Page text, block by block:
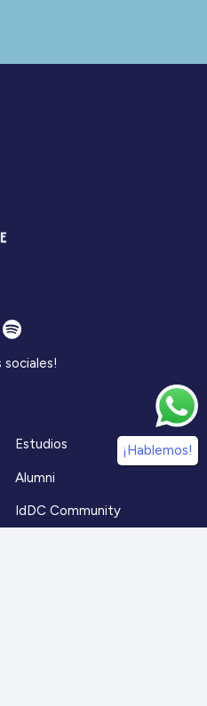
sociales!
Estudios
Alumni
IdDC Community
¡Hablemos!